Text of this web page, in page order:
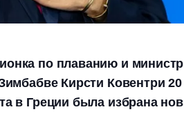
по плаванию и
Кирсти Ковентри
в Греции была избрана